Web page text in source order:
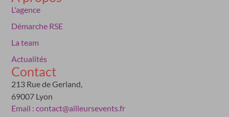
L'agence
Démarche RSE
La team
Actualités
Contact
213 Rue de Gerland,
69007 Lyon
Email : contact@ailleursevents.fr